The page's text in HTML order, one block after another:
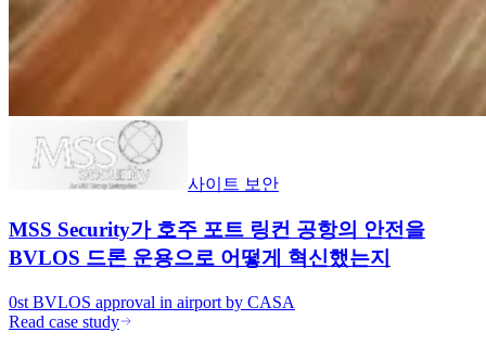
사이트 보안
MSS Security가 호주 포트 링컨 공항의 안전을
BVLOS 드론 운용으로 어떻게 혁신했는지
0st BVLOS approval in airport by CASA
Read case study